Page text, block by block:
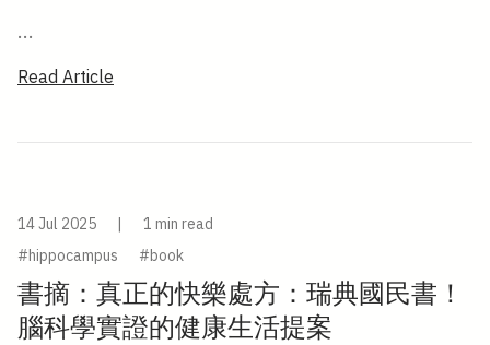
...
Read Article
14 Jul 2025 |
1 min read
#hippocampus
#book
書摘：真正的快樂處方：瑞典國民書！
腦科學實證的健康生活提案